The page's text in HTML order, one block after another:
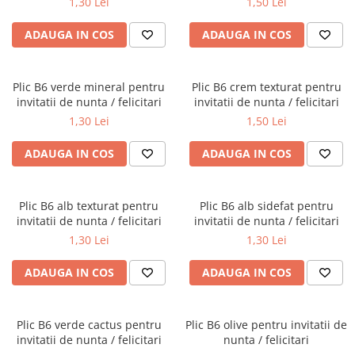
ADAUGA IN COS ADAUGA IN COS
Plic B6 verde mineral pentru
invitatii de nunta / felicitari
1,30 Lei
ADAUGA IN COS
Plic B6 crem texturat pentru
invitatii de nunta / felicitari
1,50 Lei
ADAUGA IN COS
Plic B6 alb texturat pentru
invitatii de nunta / felicitari
1,30 Lei
ADAUGA IN COS
Plic B6 alb sidefat pentru
invitatii de nunta / felicitari
1,30 Lei
ADAUGA IN COS
Plic B6 verde cactus pentru
invitatii de nunta / felicitari
Plic B6 olive pentru invitatii de
nunta / felicitari